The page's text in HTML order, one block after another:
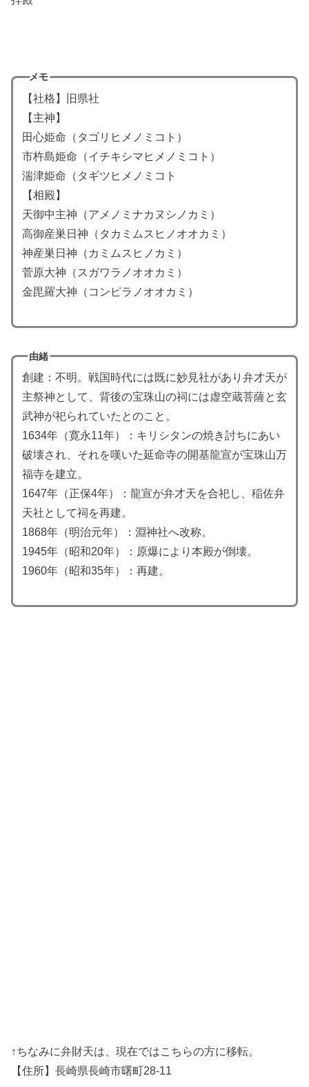
メモ
【社格】旧県社
【主神】
田心姫命（タゴリヒメノミコト）
市杵島姫命（イチキシマヒメノミコト）
湍津姫命（タギツヒメノミコト
【相殿】
天御中主神（アメノミナカヌシノカミ）
高御産巣日神（タカミムスヒノオオカミ）
神産巣日神（カミムスヒノカミ）
菅原大神（スガワラノオオカミ）
金毘羅大神（コンピラノオオカミ）
由緒
創建：不明。戦国時代には既に妙見社があり弁才天が
主祭神として、背後の宝珠山の祠には虚空蔵菩薩と玄
武神が祀られていたとのこと。
1634年（寛永11年）：キリシタンの焼き討ちにあい
破壊され、それを嘆いた延命寺の開基龍宣が宝珠山万
福寺を建立。
1647年（正保4年）：龍宣が弁才天を合祀し、稲佐弁
天社として祠を再建。
1868年（明治元年）：淵神社へ改称。
1945年（昭和20年）：原爆により本殿が倒壊。
1960年（昭和35年）：再建。
↑ちなみに弁財天は、現在ではこちらの方に移転。
【住所】長崎県長崎市曙町28-11